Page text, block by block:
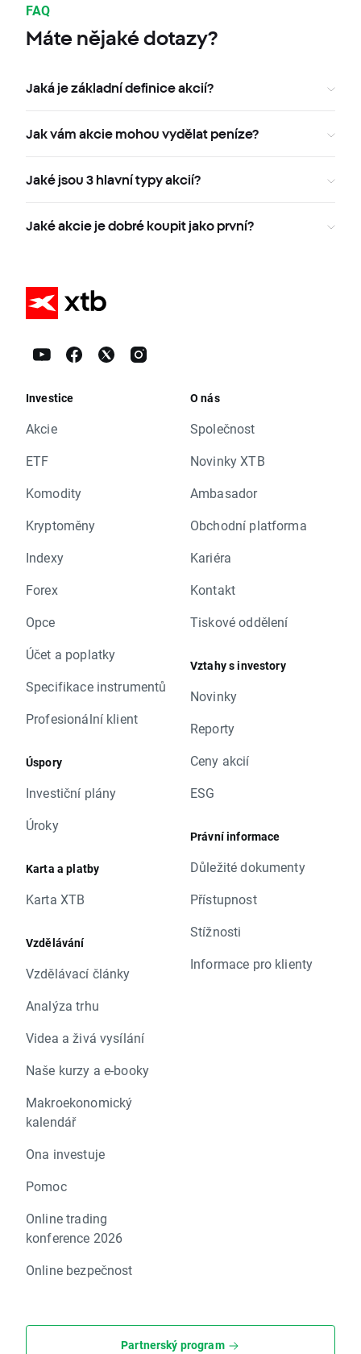
FAQ
Máte nějaké dotazy?
Jaká je základní definice akcií?
Jak vám akcie mohou vydělat peníze?
Jaké jsou 3 hlavní typy akcií?
Jaké akcie je dobré koupit jako první?
Investice
Akcie
ETF
Komodity
Kryptoměny
Indexy
Forex
Opce
Účet a poplatky
Specifikace instrumentů
Profesionální klient
Úspory
Investiční plány
Úroky
Karta a platby
Karta XTB
Vzdělávání
Vzdělávací články
Analýza trhu
Videa a živá vysílání
Naše kurzy a e-booky
Makroekonomický
kalendář
Ona investuje
Pomoc
Online trading
konference 2026
Online bezpečnost
O nás
Společnost
Novinky XTB
Ambasador
Obchodní platforma
Kariéra
Kontakt
Tiskové oddělení
Vztahy s investory
Novinky
Reporty
Ceny akcií
ESG
Právní informace
Důležité dokumenty
Přístupnost
Stížnosti
Informace pro klienty
Partnerský program